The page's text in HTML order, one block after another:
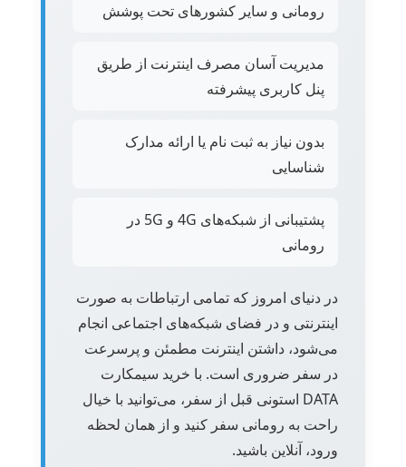
رومانی و سایر کشورهای تحت پوشش
مدیریت آسان مصرف اینترنت از طریق
پنل کاربری پیشرفته
بدون نیاز به ثبت نام یا ارائه مدارک
شناسایی
پشتیبانی از شبکه‌های 4G و 5G در
رومانی
در دنیای امروز که تمامی ارتباطات به صورت
اینترنتی و در فضای شبکه‌های اجتماعی انجام
می‌شود، داشتن اینترنت مطمئن و پرسرعت
در سفر ضروری است. با خرید سیمکارت
DATA استونی قبل از سفر، می‌توانید با خیال
راحت به رومانی سفر کنید و از همان لحظه
ورود، آنلاین باشید.